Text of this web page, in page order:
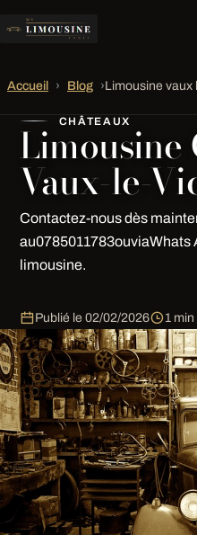
Accueil › Blog ›Limousine vaux
CHÂTEAUX
Limousine
Vaux-le-
Contactez-nous dès
au0785011783ouviaWhats
limousine.
Publié le 02/02/2026 1